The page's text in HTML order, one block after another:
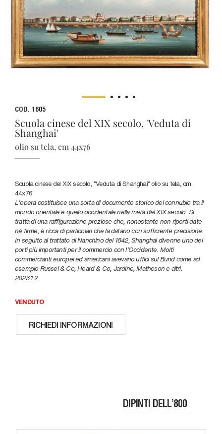
COD. 1605
Scuola cinese del XIX secolo, 'Veduta di
Shanghai'
olio su tela, cm 44x76
Scuola cinese del XIX secolo, "Veduta di Shanghai" olio su tela, cm
44x76
L'opera costituisce una sorta di documento storico del connubio tra il
mondo orientale e quello occidentale nella metà del XIX secolo. Si
tratta di una raffigurazione preziose che, nonostante non riporti date
né firme, è ricca di particolari che la datano con sufficiente precisione.
In seguito al trattato di Nanchino del 1842, Shanghai divenne uno dei
porti più importanti per il commercio con l’Occidente. Molti
commercianti europei ed americani avevano uffici sul Bund come ad
esempio Russel & Co, Heard & Co, Jardine, Matheson e altri.
2023.1.2
VENDUTO
RICHIEDI INFORMAZIONI
DIPINTI DELL’800